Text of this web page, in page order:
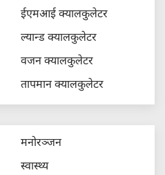
ईएमआई क्यालकुलेटर
ल्यान्ड क्यालकुलेटर
वजन क्यालकुलेटर
तापमान क्यालकुलेटर
मनोरञ्जन
स्वास्थ्य